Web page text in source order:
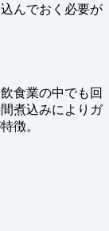
んでおく必要が
食業の中でも回
煮込みによりガ
徴。